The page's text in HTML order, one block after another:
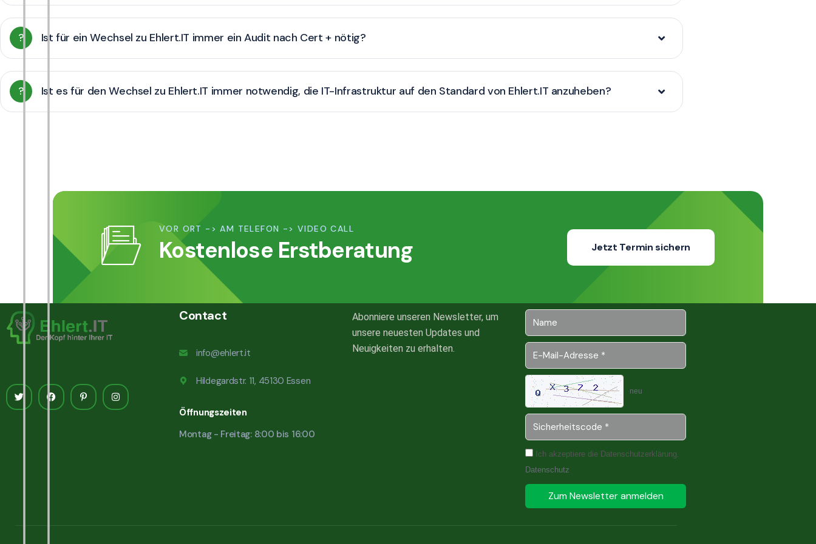
? Ist für ein Wechsel zu Ehlert.IT immer ein Audit nach Cert + nötig?
? Ist es für den Wechsel zu Ehlert.IT immer notwendig, die IT-Infrastruktur auf den Standard von Ehlert.IT anzuheben?
VOR ORT -> AM TELEFON -> VIDEO CALL
Kostenlose Erstberatung Jetzt Termin sichern
Contact
info@ehlert.it
Hildegardstr. 11, 45130 Essen
Öffnungszeiten
Montag - Freitag: 8:00 bis 16:00
Abonniere unseren Newsletter, um
unsere neuesten Updates und
Neuigkeiten zu erhalten.
neu
Ich akzeptiere die Datenschutzerklärung.
Datenschutz
Zum Newsletter anmelden